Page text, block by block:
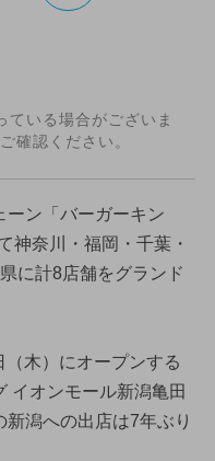
ている場合がございま
確認ください。
ーン「バーガーキン
神奈川・福岡・千葉・
に計8店舗をグランド
木）にオープンする
イオンモール新潟亀田
潟への出店は7年ぶり